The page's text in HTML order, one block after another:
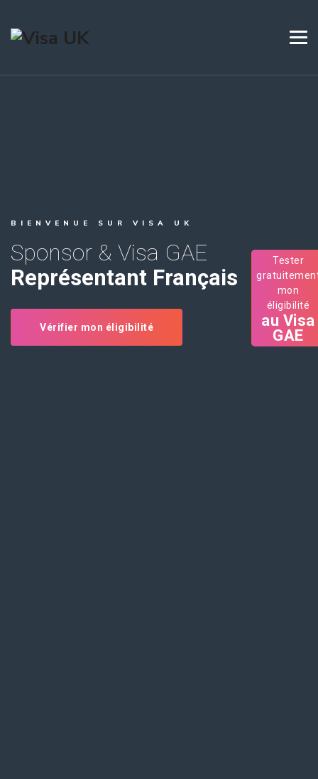
Tester
mon
éligibilité
au Visa
GAE
BIENVENUE SUR VISA UK
Sponsor & Visa GAE
Représentant Français
Vérifier mon éligibilité